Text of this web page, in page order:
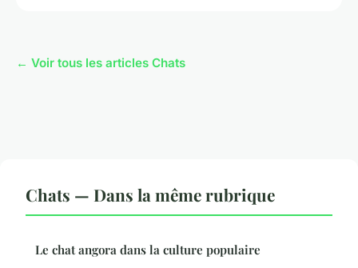
← Voir tous les articles Chats
Chats — Dans la même rubrique
Le chat angora dans la culture populaire